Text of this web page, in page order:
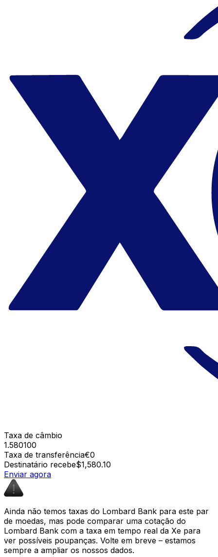
Taxa de câmbio
1.580100
Taxa de transferência€0
Destinatário recebe$1,580.10
Enviar agora
Ainda não temos taxas do Lombard Bank para este par
de moedas, mas pode comparar uma cotação do
Lombard Bank com a taxa em tempo real da Xe para
ver possíveis poupanças. Volte em breve – estamos
sempre a ampliar os nossos dados.